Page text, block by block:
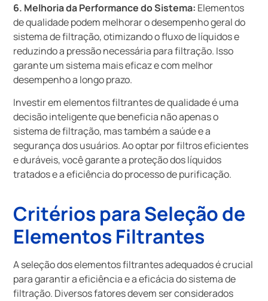
6. Melhoria da Performance do Sistema: Elementos
de qualidade podem melhorar o desempenho geral do
sistema de filtração, otimizando o fluxo de líquidos e
reduzindo a pressão necessária para filtração. Isso
garante um sistema mais eficaz e com melhor
desempenho a longo prazo.
Investir em elementos filtrantes de qualidade é uma
decisão inteligente que beneficia não apenas o
sistema de filtração, mas também a saúde e a
segurança dos usuários. Ao optar por filtros eficientes
e duráveis, você garante a proteção dos líquidos
tratados e a eficiência do processo de purificação.
Critérios para Seleção de
Elementos Filtrantes
A seleção dos elementos filtrantes adequados é crucial
para garantir a eficiência e a eficácia do sistema de
filtração. Diversos fatores devem ser considerados